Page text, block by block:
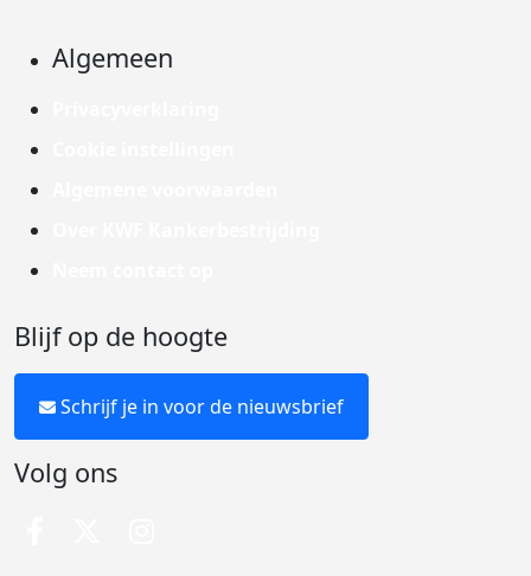
Algemeen
Blijf op de hoogte
Schrijf je in voor de nieuwsbrief
Volg ons